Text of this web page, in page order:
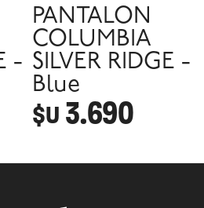
-
PANTALON
COLUMBIA
SILVER RIDGE -
Blue
$U 3.690